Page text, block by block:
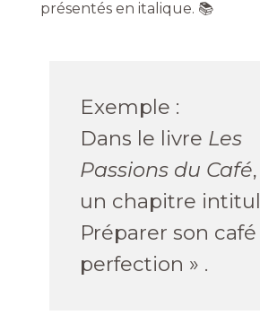
présentés en italique. 📚
Exemple :
Dans le livre Les
Passions du Café
un chapitre
Préparer son café
perfection » .